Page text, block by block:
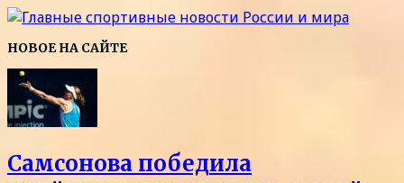
НОВОЕ НА САЙТЕ
Самсонова победила